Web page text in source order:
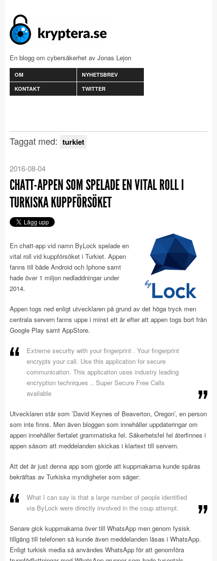
En blogg om cybersäkerhet av Jonas Lejon
OM
NYHETSBREV
KONTAKT
TWITTER
Taggat med: turkiet
2016-08-04
CHATT-APPEN SOM SPELADE EN VITAL ROLL I
TURKISKA KUPPFÖRSÖKET
En chatt-app vid namn ByLock spelade en
vital roll vid kuppförsöket i Turkiet. Appen
fanns till både Android och Iphone samt
hade över 1 miljon nedladdningar under
2014.
Appen togs ned enligt utvecklaren på grund av det höga tryck men
centrala servern fanns uppe i minst ett år efter att appen togs bort från
Google Play samt AppStore.
Extreme security with your fingerprint . Your fingerprint
encrypts your call. Use this application for secure
communication. This application uses industry leading
encryption techniques .. Super Secure Free Calls
available
Utvecklaren står som ’David Keynes of Beaverton, Oregon’, en person
som inte finns. Men även bloggen som innehåller uppdateringar om
appen innehåller flertalet grammatiska fel. Säkerhetsfel fel återfinnes i
appen såsom att meddelanden skickas i klartext till servern.
Att det är just denna app som gjorde att kuppmakarna kunde spåras
bekräftas av Turkiska myndigheter som säger:
What I can say is that a large number of people identified
via ByLock were directly involved in the coup attempt.
Senare gick kuppmakarna över till WhatsApp men genom fysisk
tillgång till telefonen så kunde även meddelanden läsas i WhatsApp.
Enligt turkisk media så användes WhatsApp för att genomföra